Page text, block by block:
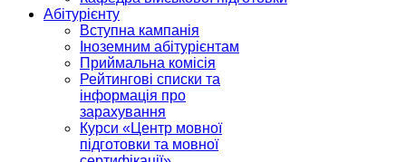
Абітурієнту
Вступна кампанія
Іноземним абітурієнтам
Приймальна комісія
Рейтингові списки та
інформація про
зарахування
Курси «Центр мовної
підготовки та мовної